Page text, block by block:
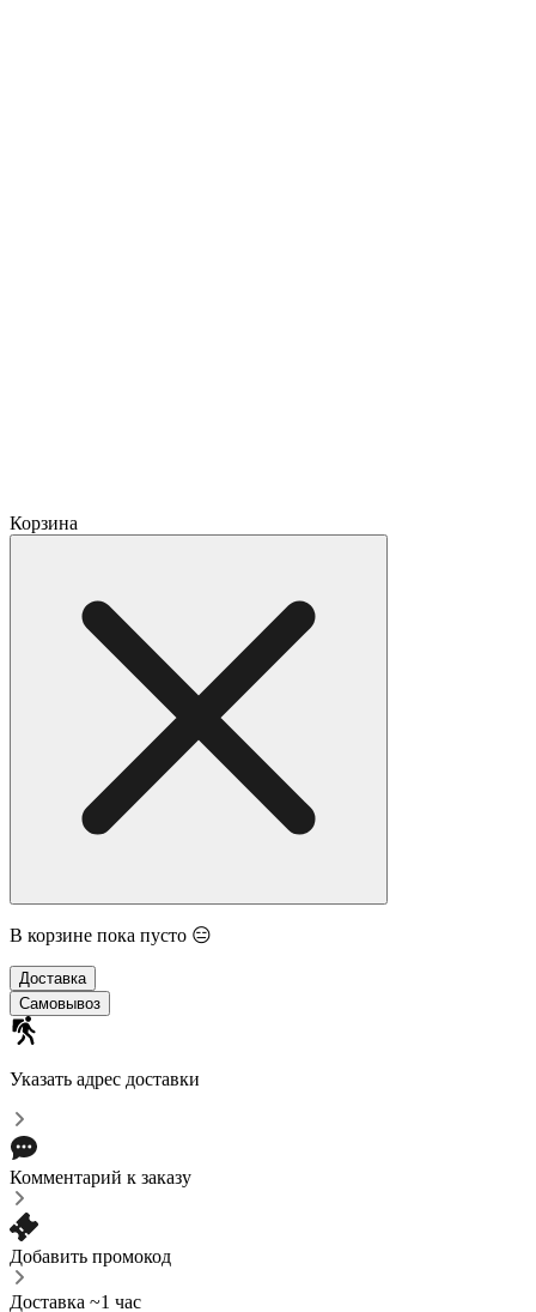
Корзина
В корзине пока пусто 😑
Доставка
Самовывоз
Указать адрес доставки
Комментарий к заказу
Добавить промокод
Доставка ~1 час